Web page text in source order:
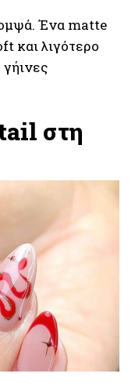
Ένα matte
και λιγότερο
στη